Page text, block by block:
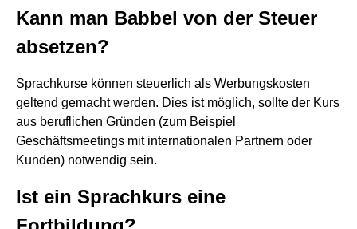
Kann man Babbel von der Steuer
absetzen?
Sprachkurse können steuerlich als Werbungskosten
geltend gemacht werden. Dies ist möglich, sollte der Kurs
aus beruflichen Gründen (zum Beispiel
Geschäftsmeetings mit internationalen Partnern oder
Kunden) notwendig sein.
Ist ein Sprachkurs eine